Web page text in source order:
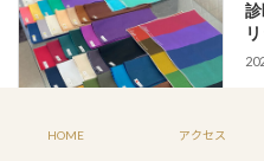
HOME アクセス